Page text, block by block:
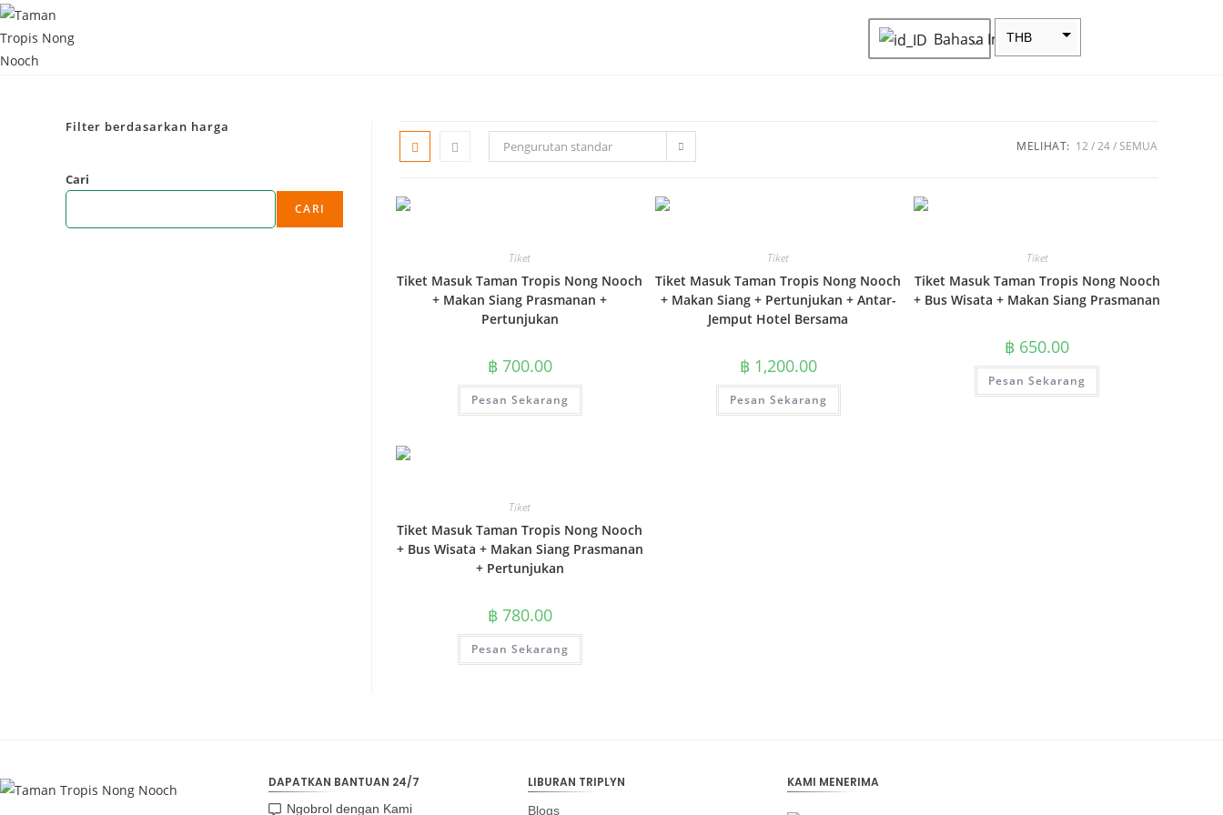
Bahasa Indonesia
THB
IDR
DKK
CHF
Pengurutan standar MELIHAT: 12 24 SEMUA
Tiket
Tiket Masuk Taman Tropis Nong Nooch
+ Makan Siang Prasmanan +
Pertunjukan
฿700.00
Pesan Sekarang
Tiket
Tiket Masuk Taman Tropis Nong Nooch
+ Makan Siang + Pertunjukan + Antar-
Jemput Hotel Bersama
฿1,200.00
Pesan Sekarang
Tiket
Tiket Masuk Taman Tropis Nong Nooch
+ Bus Wisata + Makan Siang Prasmanan
฿ 650.00
Pesan Sekarang
Tiket
Tiket Masuk Taman Tropis Nong Nooch
+ Bus Wisata + Makan Siang Prasmanan
+ Pertunjukan
฿780.00
Pesan Sekarang
Filter berdasarkan harga
Cari
CARI
DAPATKAN BANTUAN 24/7
Ngobrol dengan Kami
LIBURAN TRIPLYN
Blogs
KAMI MENERIMA